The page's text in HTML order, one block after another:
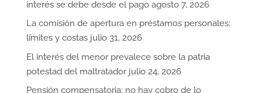
interés se debe desde el pago agosto 7, 2026
La comisión de apertura en préstamos personales:
límites y costas julio 31, 2026
El interés del menor prevalece sobre la patria
potestad del maltratador julio 24, 2026
Pensión compensatoria: no hay cobro de lo